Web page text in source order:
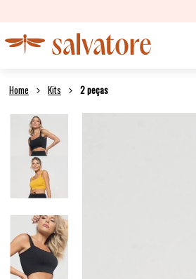
Kits 2 peças